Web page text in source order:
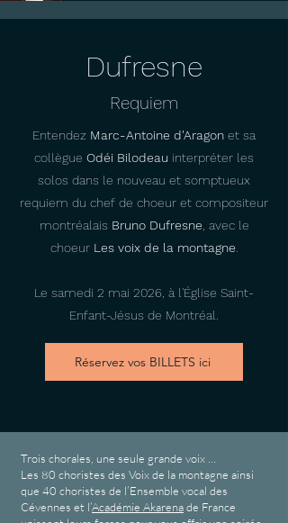
Dufresne
Requiem
Entendez Marc-Antoine d'Aragon et sa
collègue Odéi Bilodeau interpréter les
solos dans le nouveau et somptueux
requiem du chef de choeur et compositeur
montréalais Bruno Dufresne , avec le
choeur Les voix de la montagne
Le samedi 2 mai 2026, à l'Église Saint-
Enfant-Jésus de Montréal.
Réservez vos BILLETS ici
Trois chorales, une seule grande voix …
Les 80 choristes des Voix de la montagne ainsi
que 40 choristes de l’Ensemble vocal des
Cévennes et l’Académie Akarenade France